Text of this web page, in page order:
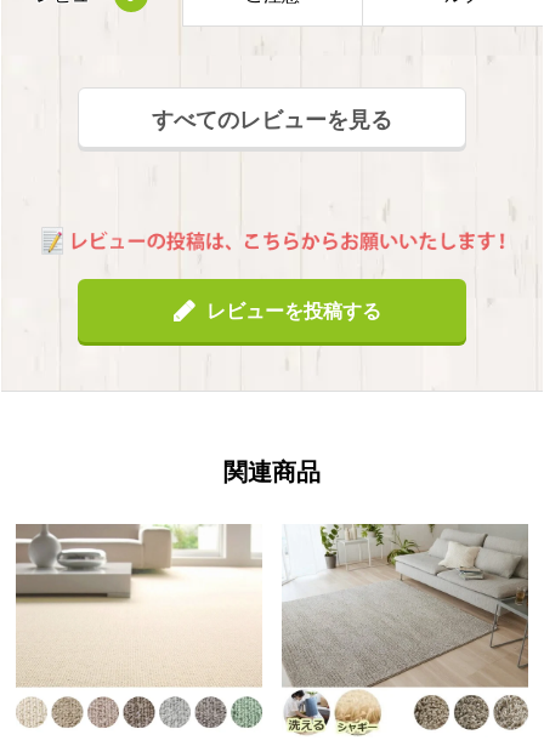
すべてのレビューを見る
レビューを投稿する
関連商品